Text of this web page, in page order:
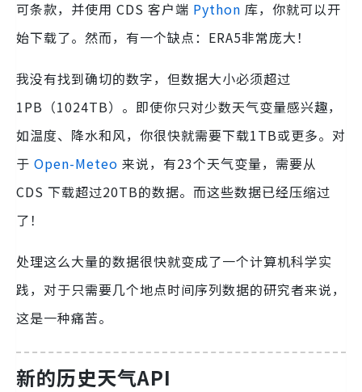
可条款，并使用 CDS 客户端 Python 库，你就可以开
始下载了。然而，有一个缺点：ERA5非常庞大！
我没有找到确切的数字，但数据大小必须超过
1PB（1024TB）。即使你只对少数天气变量感兴趣，
如温度、降水和风，你很快就需要下载1TB或更多。对
于 Open-Meteo 来说，有23个天气变量，需要从
CDS 下载超过20TB的数据。而这些数据已经压缩过
了！
处理这么大量的数据很快就变成了一个计算机科学实
践，对于只需要几个地点时间序列数据的研究者来说，
这是一种痛苦。
新的历史天气API